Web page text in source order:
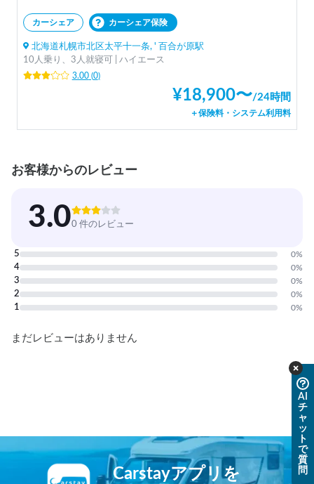
カーシェア カーシェア保険
北海道札幌市北区太平十一条, ' 百合が原駅
10人乗り、3人就寝可 | ハイエース
3.00(0)
¥18,900〜/24時間
＋保険料・システム利用料
お客様からのレビュー
3.00 件のレビュー
5 0%
4 0%
3 0%
2 0%
1 0%
まだレビューはありません
AI
チ
ャ
ッ
ト
で
質
問
Carstayアプリを